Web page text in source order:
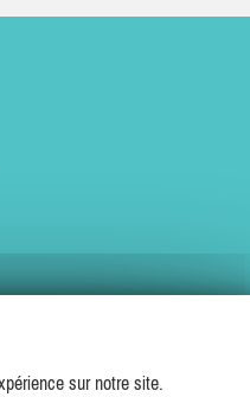
sur notre site.